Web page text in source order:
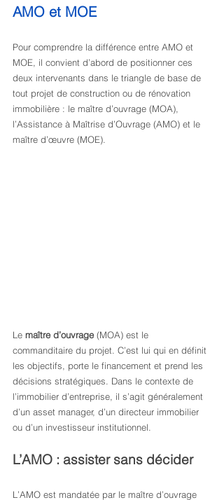
AMO et MOE
Pour comprendre la différence entre AMO et
MOE, il convient d’abord de positionner ces
deux intervenants dans le triangle de base de
tout projet de construction ou de rénovation
immobilière : le maître d’ouvrage (MOA),
l’Assistance à Maîtrise d’Ouvrage (AMO) et le
maître d’œuvre (MOE).
Le maître d’ouvrage (MOA) est le
commanditaire du projet. C’est lui qui en définit
les objectifs, porte le financement et prend les
décisions stratégiques. Dans le contexte de
l’immobilier d’entreprise, il s’agit généralement
d’un asset manager, d’un directeur immobilier
ou d’un investisseur institutionnel.
L’AMO : assister sans décider
L’AMO est mandatée par le maître d’ouvrage